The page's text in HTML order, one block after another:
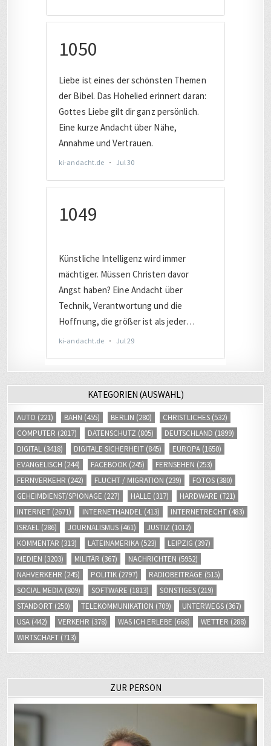
AUTO(221) BAHN(455) BERLIN(280) CHRISTLICHES(532)
COMPUTER
(2017) DATENSCHUTZ (805) DEUTSCHLAND(1899)
DIGITAL (3418) DIGITALE SICHERHEIT(845) EUROPA(1650)
EVANGELISCH (244) FACEBOOK(245) FERNSEHEN(253)
FERNVERKEHR(242) FLUCHT / MIGRATION(239) FOTOS
GEHEIMDIENST/SPIONAGE(227) HALLE (317) HARDWARE(721)
INTERNET(2671) INTERNETHANDEL(413) INTERNETRECHT(483)
ISRAEL(286) JOURNALISMUS(461) JUSTIZ
(1012)
KOMMENTAR
(313) LATEINAMERIKA (523) LEIPZIG
MEDIEN(3203) MILITÄR(367) NACHRICHTEN(5952)
NAHVERKEHR(245) POLITIK (2797) RADIOBEITRÄGE
SOCIAL MEDIA (809) SOFTWARE(1813) SONSTIGES(219)
STANDORT(250) TELEKOMMUNIKATION (709) UNTERWEGS
USA(442) VERKEHR(378) WAS ICH ERLEBE (668) WETTER(288)
WIRTSCHAFT(713)